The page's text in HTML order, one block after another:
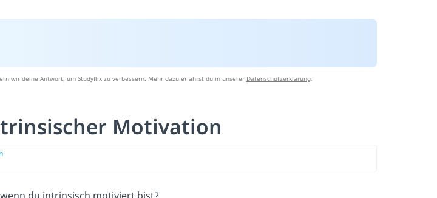
wir deine Antwort, um Studyflix zu verbessern. Mehr dazu erfährst du in unserer Datenschutzerklärung.
Motivation
du intrinsisch motiviert bist?